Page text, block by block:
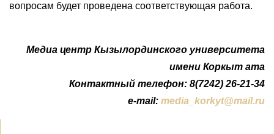
вопросам будет проведена соответствующая работа.
Медиа центр Кызылординского университета
имени Коркыт ата
Контактный телефон: 8(7242) 26-21-34
e-mail: media_korkyt@mail.ru